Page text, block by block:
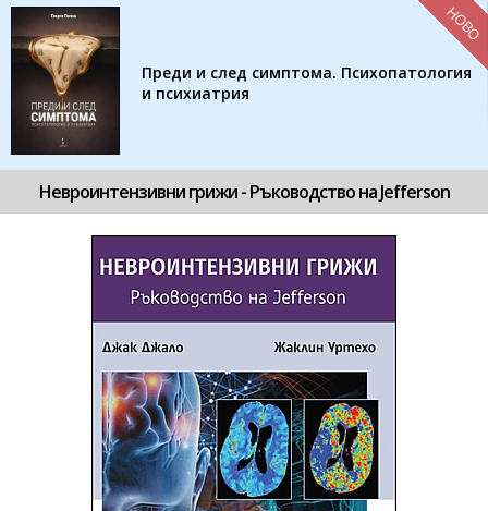
Преди и след симптома. Психопатология
и психиатрия
НОВО
Невроинтензивни грижи - Ръководство на Jefferson